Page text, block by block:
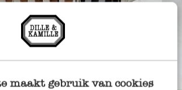
maakt gebruik van cookies
in der Nähe